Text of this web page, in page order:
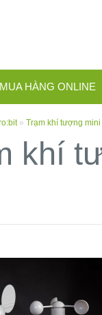
MUA HÀNG ONLINE
» Trạm khí tượng
khí